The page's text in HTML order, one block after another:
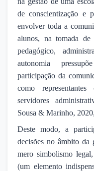
de conscientização e
envolver toda a
alunos, na tomada de
pedagógico,
autonomia
participação da
como
servidores
Sousa & Marinho,
Deste modo, a
decisões no âmbito da
mero simbolismo
(um elemento